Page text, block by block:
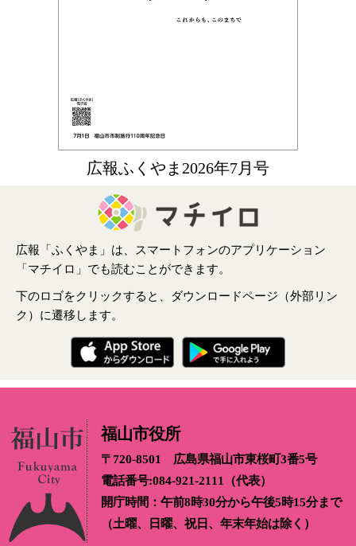
広報ふくやま2026年7月号
広報「ふくやま」は、スマートフォンのアプリケーション
「マチイロ」でも読むことができます。
下のロゴをクリックすると、ダウンロードページ（外部リン
ク）に遷移します。
福山市役所
〒720-8501 広島県福山市東桜町3番5号
電話番号:084-921-2111（代表）
開庁時間：午前8時30分から午後5時15分まで
（土曜、日曜、祝日、年末年始は除く）